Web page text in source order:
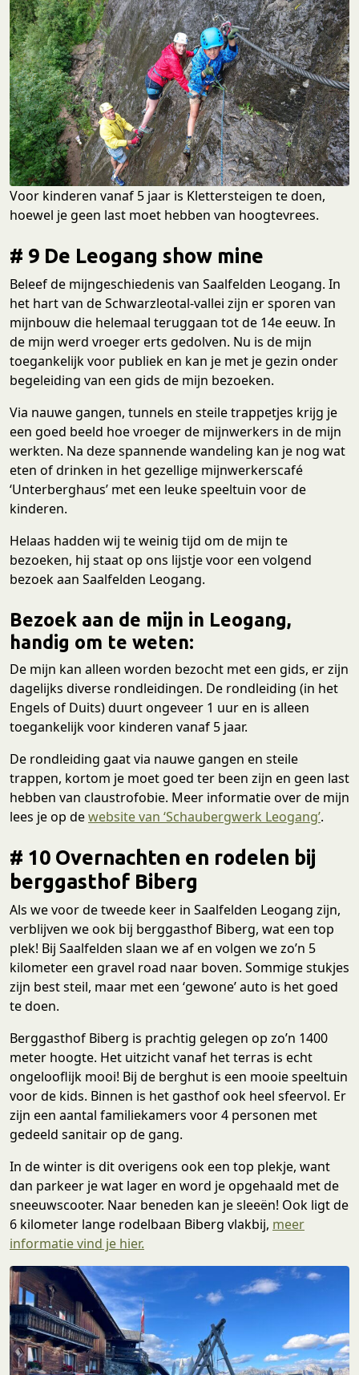
Voor kinderen vanaf 5 jaar is Klettersteigen te doen,
hoewel je geen last moet hebben van hoogtevrees.
# 9 De Leogang show mine
Beleef de mijngeschiedenis van Saalfelden Leogang. In
het hart van de Schwarzleotal-vallei zijn er sporen van
mijnbouw die helemaal teruggaan tot de 14e eeuw. In
de mijn werd vroeger erts gedolven. Nu is de mijn
toegankelijk voor publiek en kan je met je gezin onder
begeleiding van een gids de mijn bezoeken.
Via nauwe gangen, tunnels en steile trappetjes krijg je
een goed beeld hoe vroeger de mijnwerkers in de mijn
werkten. Na deze spannende wandeling kan je nog wat
eten of drinken in het gezellige mijnwerkerscafé
‘Unterberghaus’ met een leuke speeltuin voor de
kinderen.
Helaas hadden wij te weinig tijd om de mijn te
bezoeken, hij staat op ons lijstje voor een volgend
bezoek aan Saalfelden Leogang.
Bezoek aan de mijn in Leogang,
handig om te weten:
De mijn kan alleen worden bezocht met een gids, er zijn
dagelijks diverse rondleidingen. De rondleiding (in het
Engels of Duits) duurt ongeveer 1 uur en is alleen
toegankelijk voor kinderen vanaf 5 jaar.
De rondleiding gaat via nauwe gangen en steile
trappen, kortom je moet goed ter been zijn en geen last
hebben van claustrofobie. Meer informatie over de mijn
lees je op dewebsite van ‘Schaubergwerk Leogang’.
# 10 Overnachten en rodelen bij
berggasthof Biberg
Als we voor de tweede keer in Saalfelden Leogang zijn,
verblijven we ook bij berggasthof Biberg, wat een top
plek! Bij Saalfelden slaan we af en volgen we zo’n 5
kilometer een gravel road naar boven. Sommige stukjes
zijn best steil, maar met een ‘gewone’ auto is het goed
te doen.
Berggasthof Biberg is prachtig gelegen op zo’n 1400
meter hoogte. Het uitzicht vanaf het terras is echt
ongelooflijk mooi! Bij de berghut is een mooie speeltuin
voor de kids. Binnen is het gasthof ook heel sfeervol. Er
zijn een aantal familiekamers voor 4 personen met
gedeeld sanitair op de gang.
In de winter is dit overigens ook een top plekje, want
dan parkeer je wat lager en word je opgehaald met de
sneeuwscooter. Naar beneden kan je sleeën! Ook ligt de
6 kilometer lange rodelbaan Biberg vlakbij, meer
informatie vind je hier.